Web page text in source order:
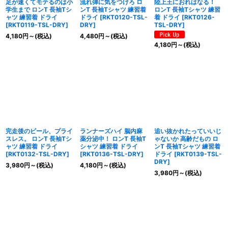
足が速くてモテるのは小
学生まで ロンT 長袖Tシ
ャツ 練習着 ドライ
[RKT0119-TSL-DRY]
4,180円 ～ (税込)
流れ弾に気をつけろ ロ
ンT 長袖Tシャツ 練習着
ドライ [RKT0120-TSL-
DRY]
4,480円 ～ (税込)
陸上王におれはなる！
ロンT 長袖Tシャツ 練習
着 ドライ [RKT0126-
TSL-DRY]
4,180円 ～ (税込)
完走後のビール、プライ
スレス。 ロンT 長袖Tシ
ャツ 練習着 ドライ
[RKT0132-TSL-DRY]
3,980円 ～ (税込)
ランナーズハイ 脳内麻
薬分泌中！ ロンT 長袖T
シャツ 練習着 ドライ
[RKT0136-TSL-DRY]
4,180円 ～ (税込)
追い抜かれたっていいじ
ゃないか 高齢だもの ロ
ンT 長袖Tシャツ 練習着
ドライ [RKT0139-TSL-
DRY]
3,980円 ～ (税込)